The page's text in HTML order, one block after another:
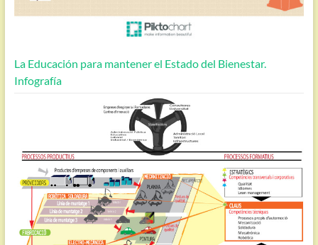
La Educación para mantener el Estado del Bienestar.
Infografía